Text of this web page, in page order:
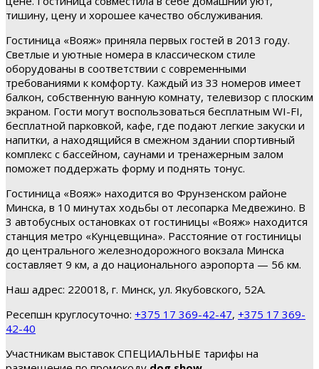
тишину, цену и хорошее качество обслуживания.
Гостиница «Вояж» приняла первых гостей в 2013 году.
Светлые и уютные номера в классическом стиле
оборудованы в соответствии с современными
требованиями к комфорту. Каждый из 33 номеров имеет
балкон, собственную ванную комнату, телевизор с плоским
экраном. Гости могут воспользоваться бесплатным WI-FI,
бесплатной парковкой, кафе, где подают легкие закуски и
напитки, а находящийся в смежном здании спортивный
комплекс с бассейном, саунами и тренажерным залом
поможет поддержать форму и поднять тонус.
Гостиница «Вояж» находится во Фрунзенском районе
Минска, в 10 минутах ходьбы от лесопарка Медвежино. В
3 автобусных остановках от гостиницы «Вояж» находится
станция метро «Кунцевщина». Расстояние от гостиницы
до центрального железнодорожного вокзала Минска
составляет 9 км, а до национального аэропорта — 56 км.
Наш адрес: 220018, г. Минск, ул. Якубовского, 52А.
Ресепшн круглосуточно: +375 17 369-42-47, +375 17 369-
42-40
Участникам выставок СПЕЦИАЛЬНЫЕ тарифы на